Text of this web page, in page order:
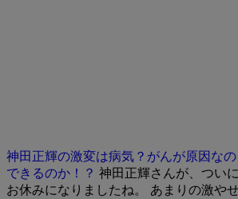
神田正輝の激変は病気？がんが原因な
できるのか！？ 神田正輝さんが、つい
お休みになりましたね。 あまりの激や